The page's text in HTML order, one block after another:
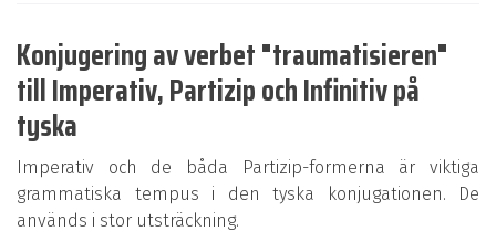
Konjugering av verbet "traumatisieren"
till Imperativ, Partizip och Infinitiv på
tyska
Imperativ och de båda Partizip-formerna är viktiga
grammatiska tempus i den tyska konjugationen. De
används i stor utsträckning.